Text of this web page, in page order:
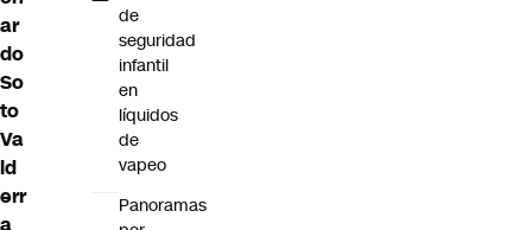
ar
do
So
to
Va
ld
err
de
seguridad
infantil
en
líquidos
de
vapeo
Panoramas